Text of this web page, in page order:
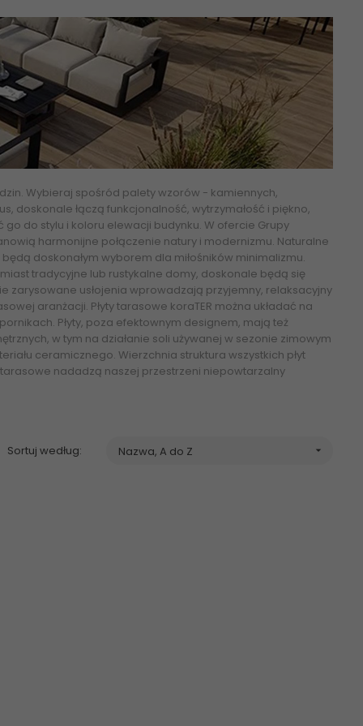
Wybieraj spośród palety wzorów - kamiennych,
doskonale łączą funkcjonalność, wytrzymałość i piękno,
do stylu i koloru elewacji budynku. W ofercie Grupy
harmonijne połączenie natury i modernizmu. Naturalne
doskonałym wyborem dla miłośników minimalizmu.
tradycyjne lub rustykalne domy, doskonale będą się
zarysowane usłojenia wprowadzają przyjemny, relaksacyjny
aranżacji. Płyty tarasowe koraTER można układać na
Płyty, poza efektownym designem, mają też
w tym na działanie soli używanej w sezonie zimowym
ceramicznego. Wierzchnia struktura wszystkich płyt
nadadzą naszej przestrzeni niepowtarzalny
Sortuj według: Nazwa, A do Z 